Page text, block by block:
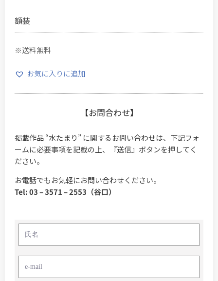
額装
※送料無料
お気に入りに追加
【お問合わせ】
掲載作品 “水たまり” に関するお問い合わせは、下記フォ
ームに必要事項を記載の上、『送信』ボタンを押してく
ださい。
お電話でもお気軽にお問い合わせください。
Tel: 03 – 3571 – 2553（谷口）